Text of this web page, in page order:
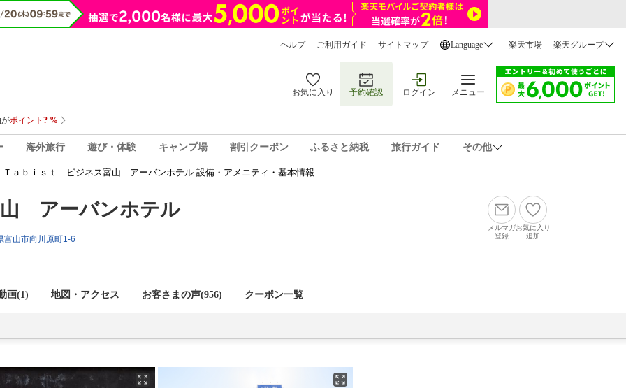
ヘルプ ご利用ガイド サイトマップ Language 楽天市場 楽天グループ
お気に入り 予約確認 ログイン メニュー
海外旅行 遊び・体験 キャンプ場 割引クーポン ふるさと納税 旅行ガイド その他
Ｔａｂｉｓｔ ビジネス富山 アーバンホテル 設備・アメニティ・基本情報
アーバンホテル
富山市向川原町1-6
メルマガ
登録
お気に入り
追加
画(1) 地図・アクセス お客さまの声(956) クーポン一覧